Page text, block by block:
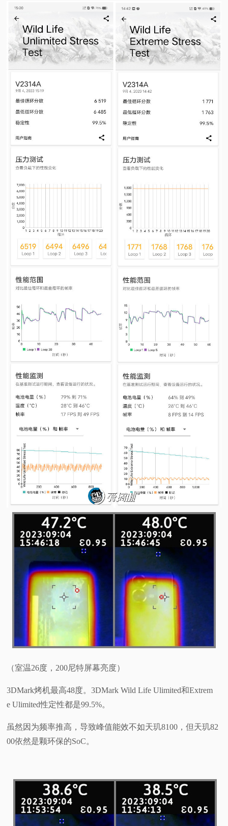
（室温26度，200尼特屏幕亮度）
3DMark烤机最高48度。3DMark Wild Life Ulimited和Extrem
e Ulimited性定性都是99.5%。
虽然因为频率推高，导致峰值能效不如天玑8100，但天玑82
00依然是颗环保的SoC。